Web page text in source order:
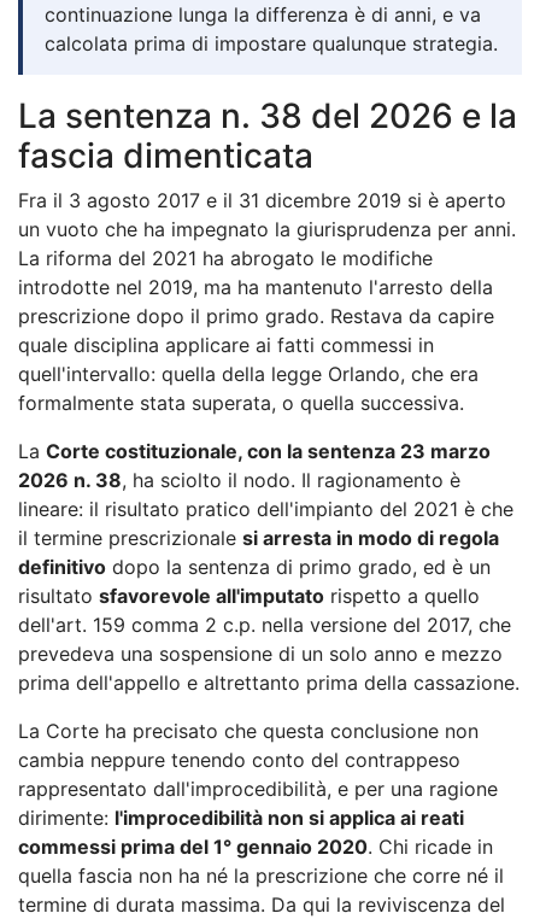
continuazione lunga la differenza è di anni, e va
calcolata prima di impostare qualunque strategia.
La sentenza n. 38 del 2026 e la
fascia dimenticata
Fra il 3 agosto 2017 e il 31 dicembre 2019 si è aperto
un vuoto che ha impegnato la giurisprudenza per anni.
La riforma del 2021 ha abrogato le modifiche
introdotte nel 2019, ma ha mantenuto l'arresto della
prescrizione dopo il primo grado. Restava da capire
quale disciplina applicare ai fatti commessi in
quell'intervallo: quella della legge Orlando, che era
formalmente stata superata, o quella successiva.
La Corte costituzionale, con la sentenza 23 marzo
2026 n. 38, ha sciolto il nodo. Il ragionamento è
lineare: il risultato pratico dell'impianto del 2021 è che
il termine prescrizionale si arresta in modo di regola
definitivo dopo la sentenza di primo grado, ed è un
risultato sfavorevole all'imputato rispetto a quello
dell'art. 159 comma 2 c.p. nella versione del 2017, che
prevedeva una sospensione di un solo anno e mezzo
prima dell'appello e altrettanto prima della cassazione.
La Corte ha precisato che questa conclusione non
cambia neppure tenendo conto del contrappeso
rappresentato dall'improcedibilità, e per una ragione
dirimente: l'improcedibilità non si applica ai reati
commessi prima del 1° gennaio 2020. Chi ricade in
quella fascia non ha né la prescrizione che corre né il
termine di durata massima. Da qui la reviviscenza del